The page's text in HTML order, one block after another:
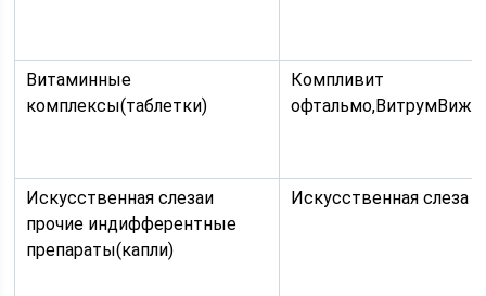
Витаминные
комплексы(таблетки)
Компливит
офтальмо,ВитрумВижн
Искусственная слезаи
прочие индифферентные
препараты(капли)
Искусственная слеза